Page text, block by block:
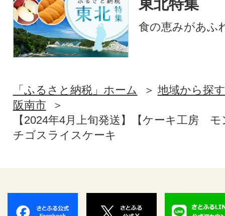
東北特集
食の恵みがあふ
「ふるさと納税」ホーム
地域から探す
阪南市
【2024年4月上旬発送】【ケーキ工房
チゴスライスケーキ